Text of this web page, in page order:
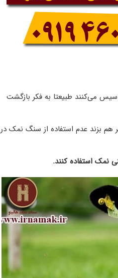
می‌کنند طبیعتا به فکر بازگشت
هم بزند عدم استفاده از سنگ نمک در
نمک استفاده کنند.